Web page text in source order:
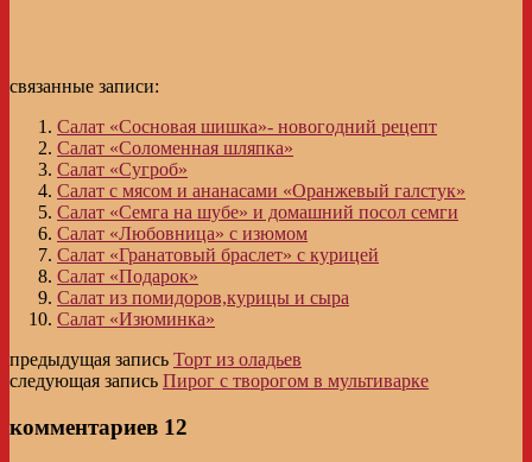
связанные записи:
Салат «Сосновая шишка»- новогодний рецепт
Салат «Соломенная шляпка»
Салат «Сугроб»
Салат с мясом и ананасами «Оранжевый галстук»
Салат «Семга на шубе» и домашний посол семги
Салат «Любовница» с изюмом
Салат «Гранатовый браслет» с курицей
Салат «Подарок»
Салат из помидоров,курицы и сыра
Салат «Изюминка»
предыдущая запись Торт из оладьев
следующая запись Пирог с творогом в мультиварке
комментариев 12